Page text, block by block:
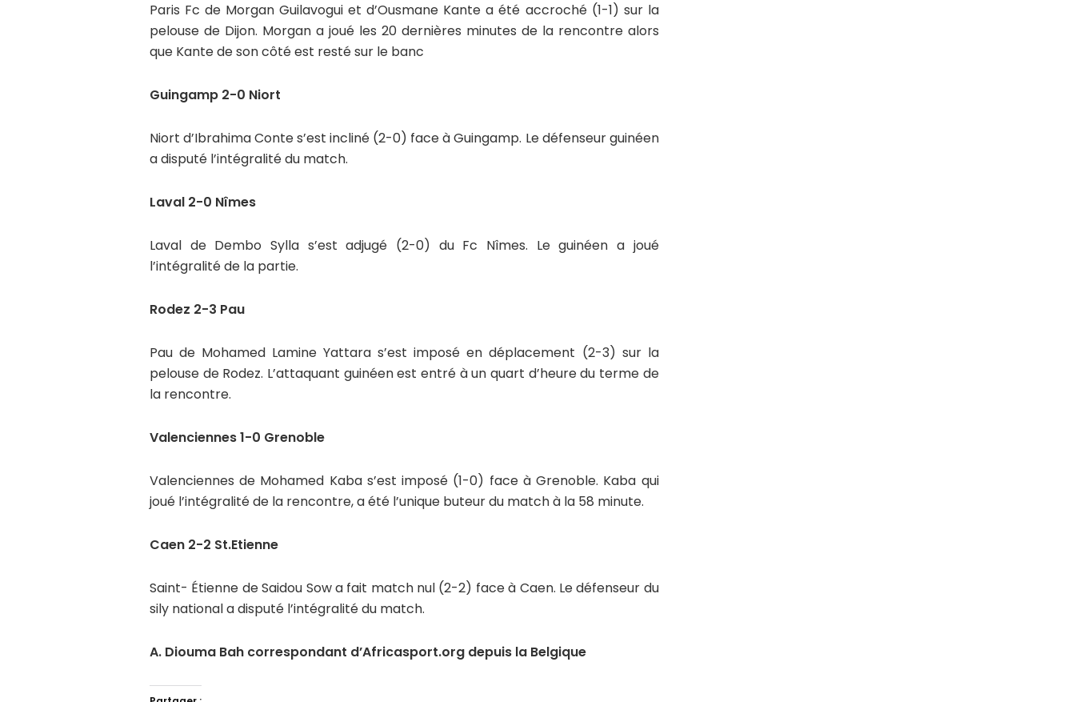
Paris Fc de Morgan Guilavogui et d’Ousmane Kante a été accroché (1-1) sur la
pelouse de Dijon. Morgan a joué les 20 dernières minutes de la rencontre alors
que Kante de son côté est resté sur le banc
Guingamp 2-0 Niort
Niort d’Ibrahima Conte s’est incliné (2-0) face à Guingamp. Le défenseur guinéen
a disputé l’intégralité du match.
Laval 2-0 Nîmes
Laval de Dembo Sylla s’est adjugé (2-0) du Fc Nîmes. Le guinéen a joué
l’intégralité de la partie.
Rodez 2-3 Pau
Pau de Mohamed Lamine Yattara s’est imposé en déplacement (2-3) sur la
pelouse de Rodez. L’attaquant guinéen est entré à un quart d’heure du terme de
la rencontre.
Valenciennes 1-0 Grenoble
Valenciennes de Mohamed Kaba s’est imposé (1-0) face à Grenoble. Kaba qui
joué l’intégralité de la rencontre, a été l’unique buteur du match à la 58 minute.
Caen 2-2 St.Etienne
Saint- Étienne de Saidou Sow a fait match nul (2-2) face à Caen. Le défenseur du
sily national a disputé l’intégralité du match.
A. Diouma Bah correspondant d’Africasport.org depuis la Belgique